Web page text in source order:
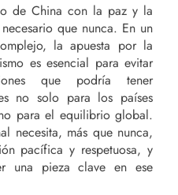
de China con la paz y la
que nunca. En un
la apuesta por la
es esencial para evitar
que podría tener
no solo para los países
para el equilibrio global.
necesita, más que nunca,
pacífica y respetuosa, y
una pieza clave en ese